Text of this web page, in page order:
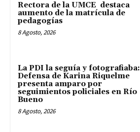
Rectora de la UMCE destaca
aumento de la matrícula de
pedagogías
8 Agosto, 2026
La PDI la seguía y fotografiaba:
Defensa de Karina Riquelme
presenta amparo por
seguimientos policiales en Río
Bueno
8 Agosto, 2026